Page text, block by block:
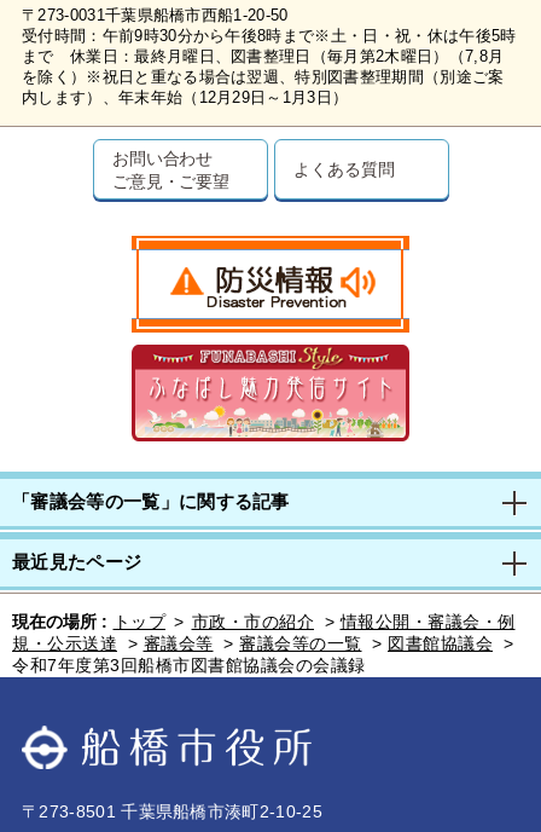
〒273-0031千葉県船橋市西船1-20-50
受付時間：午前9時30分から午後8時まで※土・日・祝・休は午後5時
まで 休業日：最終月曜日、図書整理日（毎月第2木曜日）（7,8月
を除く）※祝日と重なる場合は翌週、特別図書整理期間（別途ご案
内します）、年末年始（12月29日～1月3日）
お問い合わせ
ご意見・ご要望
よくある質問
「審議会等の一覧」に関する記事
最近見たページ
現在の場所 : トップ > 市政・市の紹介 >情報公開・審議会・例
規・公示送達
> 審議会等 > 審議会等の一覧 > 図書館協議会 >
令和7年度第3回船橋市図書館協議会の会議録
〒273-8501 千葉県船橋市湊町2-10-25